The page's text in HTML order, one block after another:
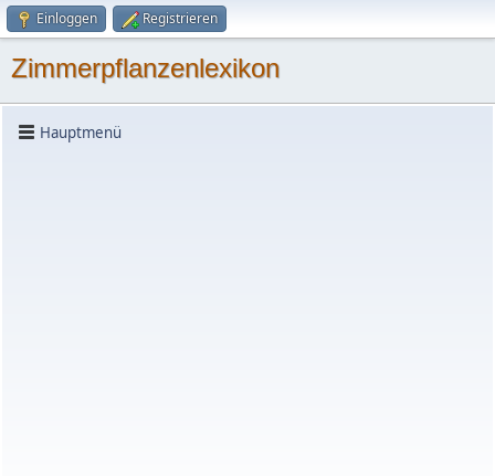
Einloggen Registrieren
Zimmerpflanzenlexikon
Hauptmenü